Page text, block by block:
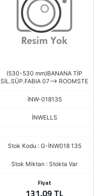
(530-530 mm)BANANA TİP
SİL.SÜP.FABIA 07--> ROOMSTE
İNW-018135
İNWELLS
Stok Kodu : G-İNW018 135
Stok Miktarı : Stokta Var
Fiyat